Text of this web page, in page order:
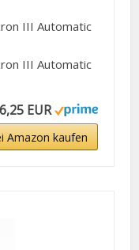
III Automatic
III Automatic
EUR
Amazon kaufen